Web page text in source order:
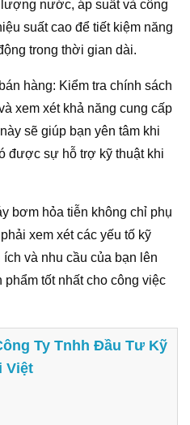
nước, áp suất và công
suất cao để tiết kiệm năng
trong thời gian dài.
hàng: Kiểm tra chính sách
xem xét khả năng cung cấp
sẽ giúp bạn yên tâm khi
được sự hỗ trợ kỹ thuật khi
bơm hỏa tiễn không chỉ phụ
xem xét các yếu tố kỹ
và nhu cầu của bạn lên
tốt nhất cho công việc
Ty Tnhh Đầu Tư Kỹ
Việt